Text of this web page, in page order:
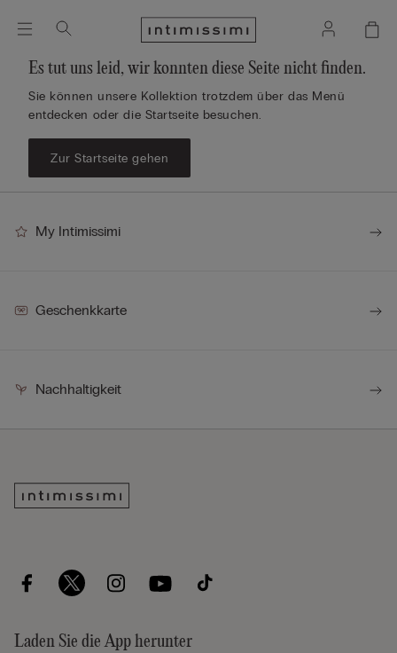
Es tut uns leid, wir konnten diese Seite nicht finden.
Sie können unsere Kollektion trotzdem über das Menü
entdecken oder die Startseite besuchen.
Zur Startseite gehen
My Intimissimi
Geschenkkarte
Nachhaltigkeit
Laden Sie die App herunter